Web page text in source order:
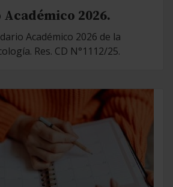
2026.
Académico 2026 de la
Res. CD N°1112/25.